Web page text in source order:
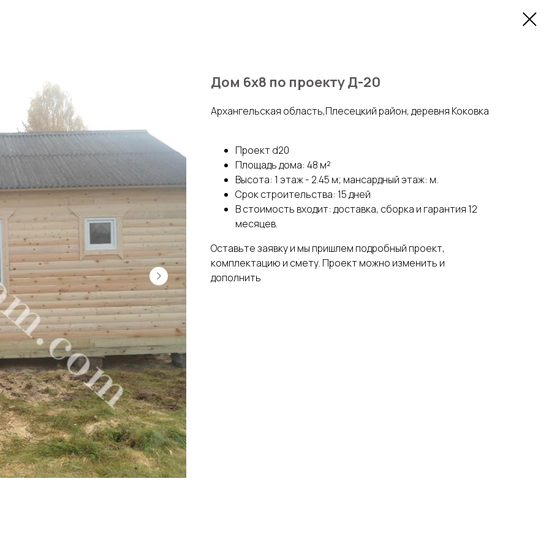
Дом 6х8 по проекту Д-20
Архангельская область,Плесецкий район, деревня Коковка
Проект d20
Площадь дома: 48 м²
Высота: 1 этаж - 2.45 м; мансардный этаж: м.
Срок строительства: 15 дней
В стоимость входит: доставка, сборка и гарантия 12
месяцев.
Оставьте заявку и мы пришлем подробный проект,
комплектацию и смету. Проект можно изменить и
дополнить